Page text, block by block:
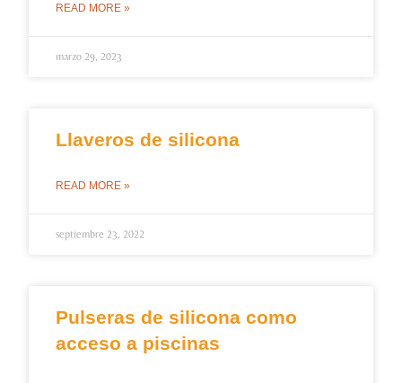
READ MORE »
marzo 29, 2023
Llaveros de silicona
READ MORE »
septiembre 23, 2022
Pulseras de silicona como
acceso a piscinas